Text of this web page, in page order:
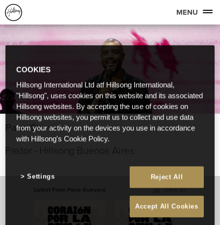
MENU
Pana Guevara
Pastor - Hillsong Buenos Aires
View All
COOKIES
Hillsong International Ltd atf Hillsong International,
"Hillsong", uses cookies on this website and its associated
Hillsong websites. By accepting the use of cookies on
Hillsong websites, you permit us to collect and use data
from your activity on the devices you use in accordance
with Hillsong's Cookie Policy.
Reject All
Accept All Cookies
Settings